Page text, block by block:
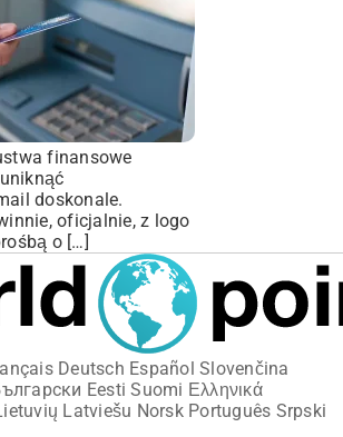
finansowe
doskonale.
oficjalnie, z logo
o […]
Deutsch Español Slovenčina
Eesti Suomi Ελληνικά
Latviešu Norsk Português Srpski